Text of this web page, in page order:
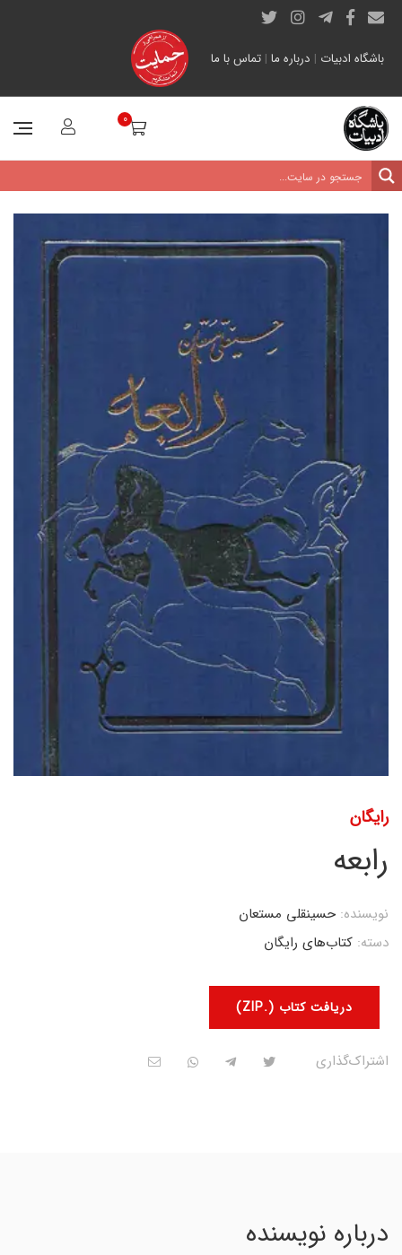
باشگاه ادبیات | درباره ما | تماس با ما
0
رایگان
رابعه
دریافت کتاب (.ZIP)
نویسنده: حسینقلی مستعان
دسته: کتاب‌های رایگان
اشتراک‌گذاری
درباره نویسنده